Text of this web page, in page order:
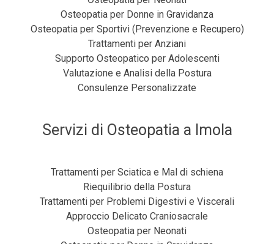
Osteopatia per Donne in Gravidanza
Osteopatia per Sportivi (Prevenzione e Recupero)
Trattamenti per Anziani
Supporto Osteopatico per Adolescenti
Valutazione e Analisi della Postura
Consulenze Personalizzate
Servizi di Osteopatia a Imola
Trattamenti per Sciatica e Mal di schiena
Riequilibrio della Postura
Trattamenti per Problemi Digestivi e Viscerali
Approccio Delicato Craniosacrale
Osteopatia per Neonati